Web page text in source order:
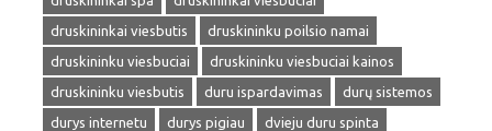
druskininkai viesbutis
druskininku poilsio namai
druskininku viesbuciai
druskininku viesbuciai kainos
druskininku viesbutis
duru ispardavimas
durų sistemos
durys internetu
durys pigiau
dvieju duru spinta